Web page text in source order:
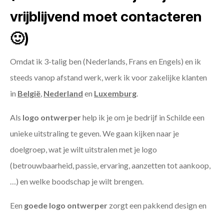
vrijblijvend moet contacteren
🙂)
Omdat ik 3-talig ben (Nederlands, Frans en Engels) en ik
steeds vanop afstand werk, werk ik voor zakelijke klanten
in België, Nederland en Luxemburg.
Als logo ontwerperhelp ik je om je bedrijf in Schilde een
unieke uitstraling te geven. We gaan kijken naar je
doelgroep, wat je wilt uitstralen met je logo
(betrouwbaarheid, passie, ervaring, aanzetten tot aankoop,
…) en welke boodschap je wilt brengen.
Een goede logo ontwerper zorgt een pakkend design en